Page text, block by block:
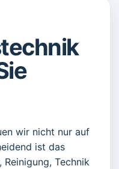
wir nicht nur auf
ist das
Reinigung, Technik